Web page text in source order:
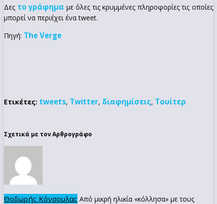
Δες το γράφημα με όλες τις κρυμμένες πληροφορίες τις οποίες
μπορεί να περιέχει ένα tweet.
Πηγή: The Verge
Ετικέτες: tweets, Twitter, διαφημίσεις, Τουίτερ
Σχετικά με τον Αρθρογράφο
Θοδωρής Κόνσουλας Από μικρή ηλικία «κόλλησα» με τους